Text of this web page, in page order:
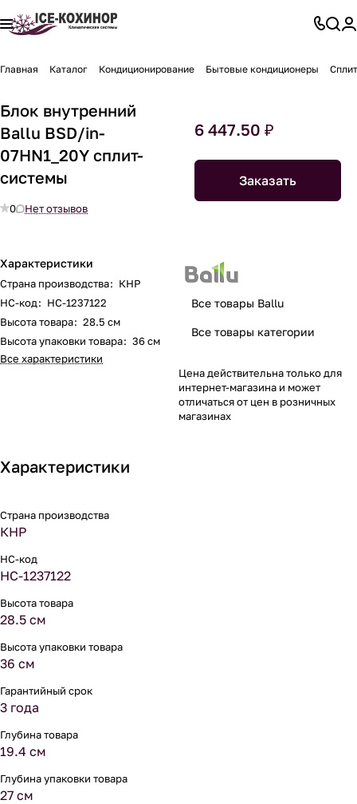
Главная Каталог Кондиционирование Бытовые кондиционеры
Блок внутренний
Ballu BSD/in-
07HN1_20Y сплит-
системы
0 Нет отзывов
Характеристики
Страна производства: КНР
НС-код: НС-1237122
Высота товара: 28.5 см
Высота упаковки товара: 36 см
Все характеристики
6 447.50 ₽
Заказать
Все товары Ballu
Все товары категории
Цена действительна только для
интернет-магазина и может
отличаться от цен в розничных
магазинах
Характеристики
Страна производства
КНР
НС-код
НС-1237122
Высота товара
28.5 см
Высота упаковки товара
36 см
Гарантийный срок
3 года
Глубина товара
19.4 см
Глубина упаковки товара
27 см